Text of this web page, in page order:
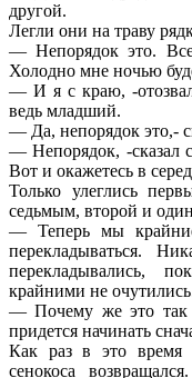
другой.
Легли они на траву
— Непорядок это.
Холодно мне ночью
— И я с краю, -
ведь младший.
— Да, непорядок это,-
— Непорядок, -сказал
Вот и окажетесь в
Только улеглись
седьмым, второй и
— Теперь мы
перекладываться.
перекладывались,
крайними не
— Почему же это
придется начинать
Как раз в это
сенокоса